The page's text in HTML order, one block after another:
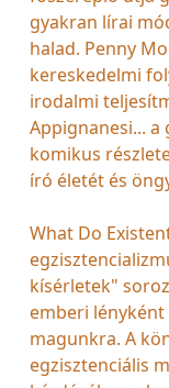
gyakran lírai
halad. Penny
kereskedelmi
irodalmi
Appignanesi...
komikus
író életét és
What Do
kísérletek"
emberi
magunkra. A
egzisztenciális